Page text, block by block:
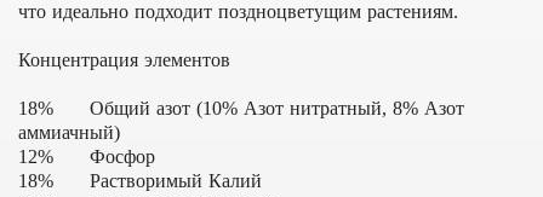
что идеально подходит поздноцветущим растениям.
Концентрация элементов
18% Общий азот (10% Азот нитратный, 8% Азот
аммиачный)
12% Фосфор
18% Растворимый Калий